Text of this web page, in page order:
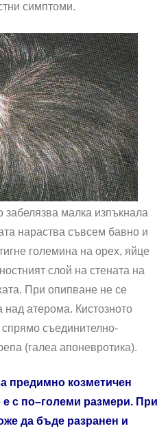
симптоми.
малка изпъкнала
нараства съвсем бавно и
големина на орех, яйце
слой на стената на
При опипване не се
над атерома. Кистозното
съединително-
(галеа апоневротика).
предимно козметичен
е с по–големи размери. При
да бъде разранен и